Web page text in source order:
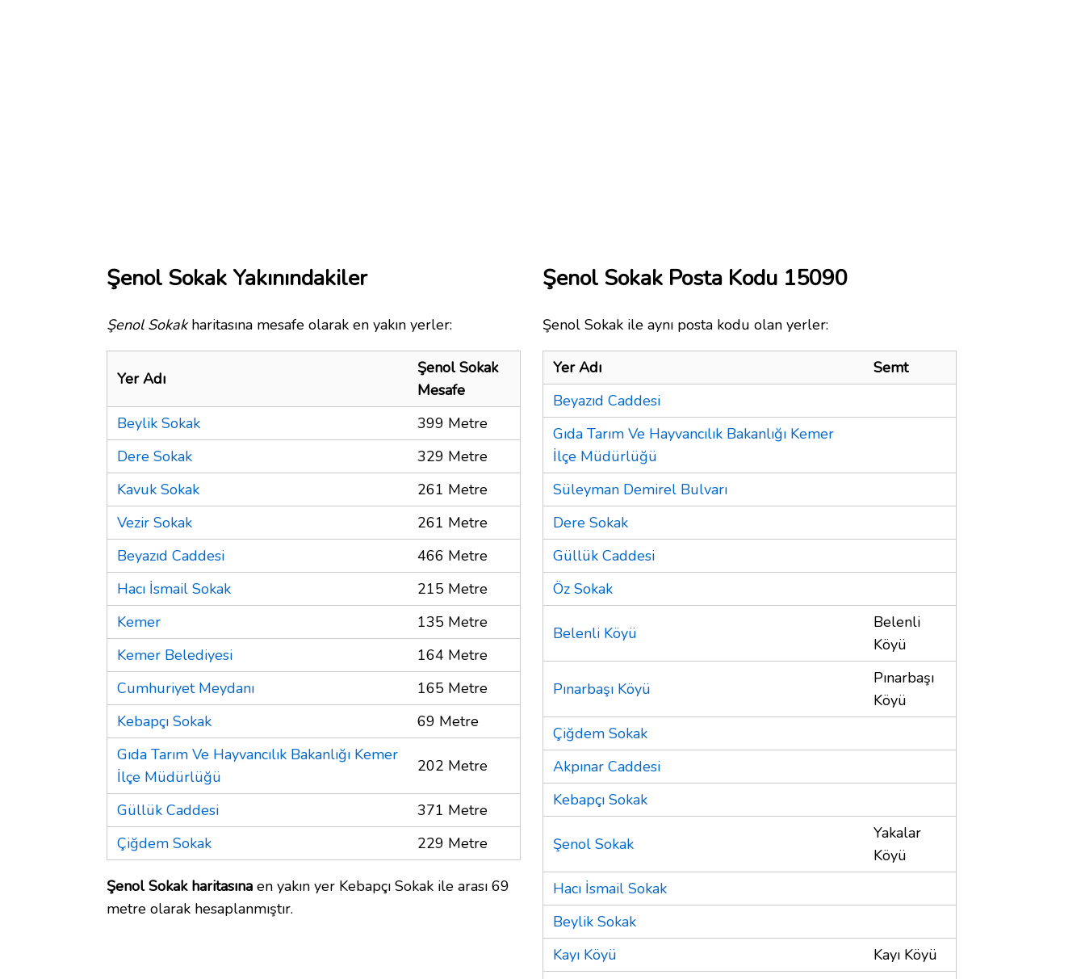
Şenol Sokak Yakınındakiler
Şenol Sokakharitasına mesafe olarak en yakın yerler:
Yer Adı
Şenol Sokak
Mesafe
Beylik Sokak
399 Metre
Dere Sokak
329 Metre
Kavuk Sokak
261 Metre
Vezir Sokak
261 Metre
Beyazıd Caddesi
466 Metre
Hacı İsmail Sokak
215 Metre
Kemer
135 Metre
Kemer Belediyesi
164 Metre
Cumhuriyet Meydanı
165 Metre
Kebapçı Sokak
69 Metre
Gıda Tarım Ve Hayvancılık Bakanlığı Kemer
İlçe Müdürlüğü
202 Metre
Güllük Caddesi
371 Metre
Çiğdem Sokak
229 Metre
Şenol Sokak haritasına en yakın yer Kebapçı Sokak ile arası 69
metre olarak hesaplanmıştır.
Şenol Sokak Posta Kodu 15090
Şenol Sokak ile aynı posta kodu olan yerler:
Yer Adı
Semt
Beyazıd Caddesi
Gıda Tarım Ve Hayvancılık Bakanlığı Kemer
İlçe Müdürlüğü
Süleyman Demirel Bulvarı
Dere Sokak
Güllük Caddesi
Öz Sokak
Belenli Köyü
Belenli
Köyü
Pınarbaşı Köyü
Pınarbaşı
Köyü
Çiğdem Sokak
Akpınar Caddesi
Kebapçı Sokak
Şenol Sokak
Yakalar
Köyü
Hacı İsmail Sokak
Beylik Sokak
Kayı Köyü
Kayı Köyü